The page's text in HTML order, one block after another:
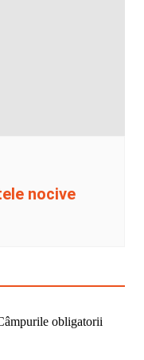
nocive
obligatorii